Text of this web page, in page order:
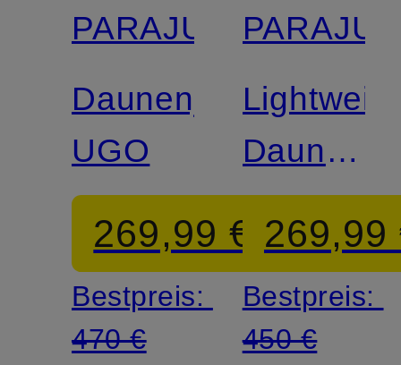
PARAJUMPERS
Daunenjacke
UGO
269,99 €
Bestpreis:
470 €
BREVING
269,99
Bestpreis:
450 €